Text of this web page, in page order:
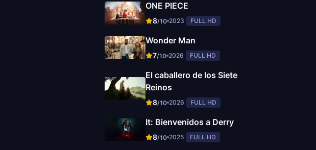
ONE PIECE
8/10 2023 FULL HD
Wonder Man
7/10 2026 FULL HD
El caballero de los Siete
Reinos
8/10 2026 FULL HD
It: Bienvenidos a Derry
8/10 2025 FULL HD